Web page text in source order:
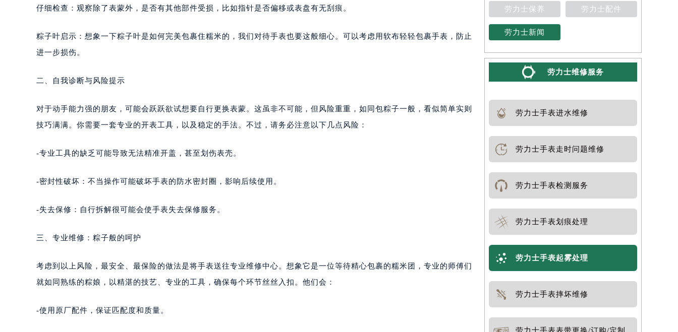
仔细检查：观察除了表蒙外，是否有其他部件受损，比如指针是否偏移或表盘有无刮痕。
粽子叶启示：想象一下粽子叶是如何完美包裹住糯米的，我们对待手表也要这般细心。可以考虑用软布轻轻包裹手表，防止
进一步损伤。
二、自我诊断与风险提示
对于动手能力强的朋友，可能会跃跃欲试想要自行更换表蒙。这虽非不可能，但风险重重，如同包粽子一般，看似简单实则
技巧满满。你需要一套专业的开表工具，以及稳定的手法。不过，请务必注意以下几点风险：
-专业工具的缺乏可能导致无法精准开盖，甚至划伤表壳。
-密封性破坏：不当操作可能破坏手表的防水密封圈，影响后续使用。
-失去保修：自行拆解很可能会使手表失去保修服务。
三、专业维修：粽子般的呵护
考虑到以上风险，最安全、最保险的做法是将手表送往专业维修中心。想象它是一位等待精心包裹的糯米团，专业的师傅们
就如同熟练的粽娘，以精湛的技艺、专业的工具，确保每个环节丝丝入扣。他们会：
-使用原厂配件，保证匹配度和质量。
劳力士保养 劳力士配件
劳力士新闻
劳力士维修服务
劳力士手表进水维修
劳力士手表走时问题维修
劳力士手表检测服务
劳力士手表划痕处理
劳力士手表起雾处理
劳力士手表摔坏维修